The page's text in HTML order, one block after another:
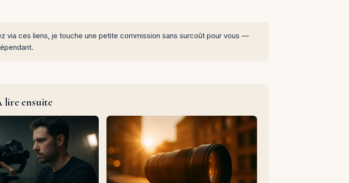
via ces liens, je touche une petite commission sans surcoût pour vous —
lire ensuite